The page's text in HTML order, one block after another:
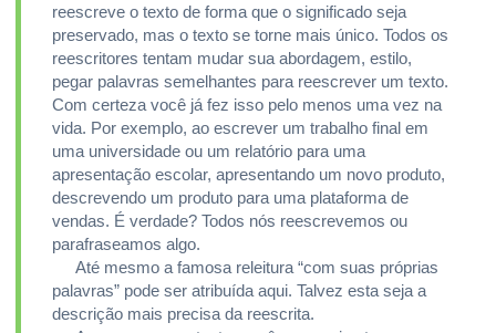
reescreve o texto de forma que o significado seja
preservado, mas o texto se torne mais único. Todos os
reescritores tentam mudar sua abordagem, estilo,
pegar palavras semelhantes para reescrever um texto.
Com certeza você já fez isso pelo menos uma vez na
vida. Por exemplo, ao escrever um trabalho final em
uma universidade ou um relatório para uma
apresentação escolar, apresentando um novo produto,
descrevendo um produto para uma plataforma de
vendas. É verdade? Todos nós reescrevemos ou
parafraseamos algo.
Até mesmo a famosa releitura “com suas próprias
palavras” pode ser atribuída aqui. Talvez esta seja a
descrição mais precisa da reescrita.